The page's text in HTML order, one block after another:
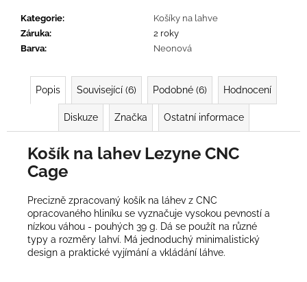
Kategorie:
Košíky na lahve
Záruka:
2 roky
Barva: Neonová
Popis Související (6) Podobné (6) Hodnocení
Diskuze Značka Ostatní informace
Košík na lahev Lezyne CNC
Cage
Precizně zpracovaný košík na láhev z CNC
opracovaného hliníku se vyznačuje vysokou pevností a
nízkou váhou - pouhých 39 g. Dá se použít na různé
typy a rozměry lahví. Má jednoduchý minimalistický
design a praktické vyjímání a vkládání láhve.